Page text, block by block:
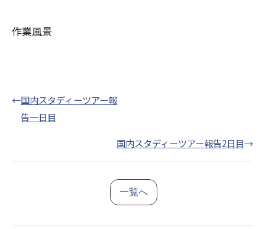
作業風景
←国内スタディーツアー報
告一日目
国内スタディーツアー報告2日目→
一覧へ